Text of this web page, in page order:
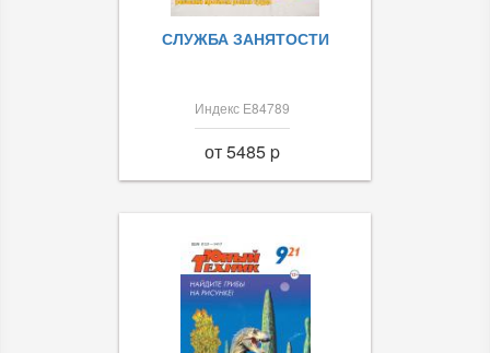
СЛУЖБА ЗАНЯТОСТИ
Индекс Е84789
от 5485 p